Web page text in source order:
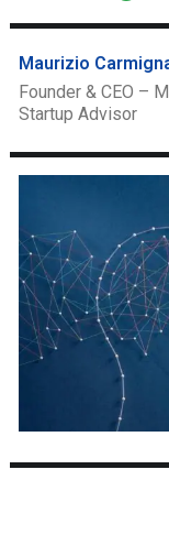
Maurizio
Founder & CEO –
Startup Advisor